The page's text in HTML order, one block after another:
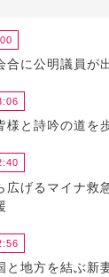
合に公明議員が
様と詩吟の道を
広げるマイナ救
と地方を結ぶ新